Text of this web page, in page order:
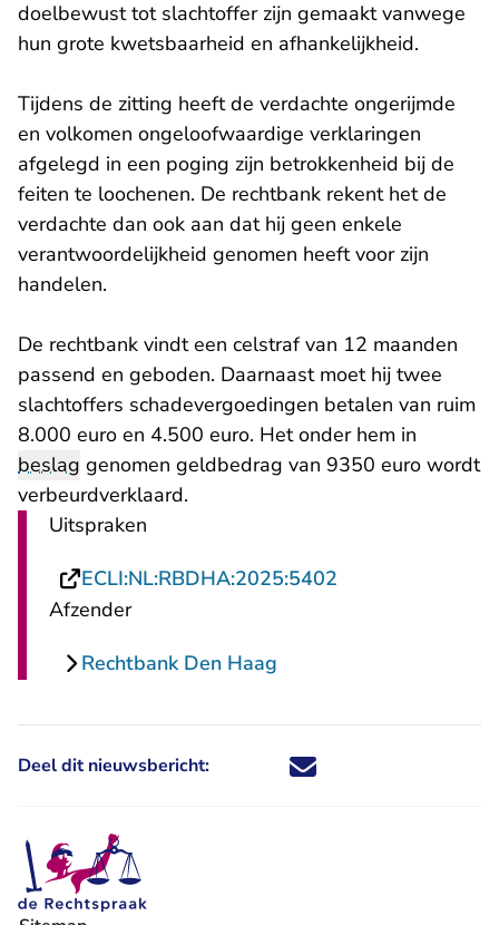
doelbewust tot slachtoffer zijn gemaakt vanwege
hun grote kwetsbaarheid en afhankelijkheid.
Tijdens de zitting heeft de verdachte ongerijmde
en volkomen ongeloofwaardige verklaringen
afgelegd in een poging zijn betrokkenheid bij de
feiten te loochenen. De rechtbank rekent het de
verdachte dan ook aan dat hij geen enkele
verantwoordelijkheid genomen heeft voor zijn
handelen.
De rechtbank vindt een celstraf van 12 maanden
passend en geboden. Daarnaast moet hij twee
slachtoffers schadevergoedingen betalen van ruim
8.000 euro en 4.500 euro. Het onder hem in
beslag genomen geldbedrag van 9350 euro wordt
verbeurdverklaard.
Uitspraken
ECLI:NL:RBDHA:2025:5402
Afzender
Rechtbank Den Haag
Deel dit nieuwsbericht: Deel dit nieuwsbericht via X -
Deel dit nieuwsbericht via
Deel dit nieuwsbericht
Deel dit